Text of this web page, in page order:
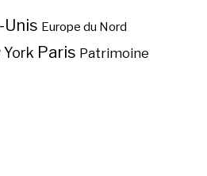
Europe du Nord
York Paris Patrimoine